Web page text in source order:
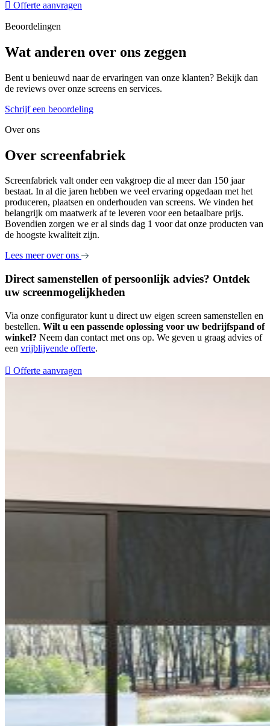
Offerte aanvragen
Beoordelingen
Wat anderen over ons zeggen
Bent u benieuwd naar de ervaringen van onze klanten? Bekijk dan
de reviews over onze screens en services.
Schrijf een beoordeling
Over ons
Over screenfabriek
Screenfabriek valt onder een vakgroep die al meer dan 150 jaar
bestaat. In al die jaren hebben we veel ervaring opgedaan met het
produceren, plaatsen en onderhouden van screens. We vinden het
belangrijk om maatwerk af te leveren voor een betaalbare prijs.
Bovendien zorgen we er al sinds dag 1 voor dat onze producten van
de hoogste kwaliteit zijn.
Lees meer over ons
Direct samenstellen of persoonlijk advies? Ontdek
uw screenmogelijkheden
Via onze configurator kunt u direct uw eigen screen samenstellen en
bestellen. Wilt u een passende oplossing voor uw bedrijfspand of
winkel? Neem dan contact met ons op. We geven u graag advies of
een vrijblijvende offerte.
Offerte aanvragen